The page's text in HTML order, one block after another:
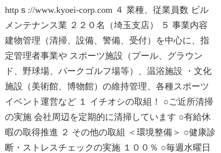
httpｓ://www.kyoei-corp.com ４ 業種、従業員数 ビル
メンテナンス業 ２２０名（埼玉支店） ５ 事業内容
建物管理（清掃、設備、警備、受付）を中心に、指
定管理者事業や スポーツ施設（プール、グラウン
ド、野球場、パークゴルフ場等）、温浴施設 ・文化
施設（美術館、博物館）の維持管理、各種スポーツ
イベント運営など １ イチオシの取組！ ○ご近所清掃
の実施 会社周辺を定期的に清掃しています ○有給休
暇の取得推進 ２ その他の取組 ＜環境整備＞ ○健康診
断・ストレスチェックの実施 １００％ ○毎週水曜日